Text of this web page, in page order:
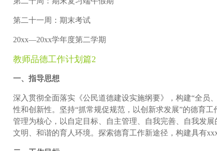
第二十一周：期末考试
20xx—20xx学年度第二学期
教师品德工作计划篇2
一、指导思想
深入贯彻全面落实《公民道德建设实施纲要》，构建“全员
性和创新性。坚持“抓常规促规范，以创新求发展”的德育
管理为核心，以自定目标、自主管理、自我完善、自我发
文明、和谐的育人环境。探索德育工作新途径，构建具有